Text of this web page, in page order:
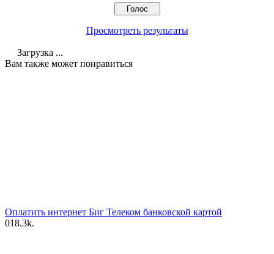
Просмотреть результаты
Загрузка ...
Вам также может понравиться
Оплатить интернет Биг Телеком банковской картой
018.3k.